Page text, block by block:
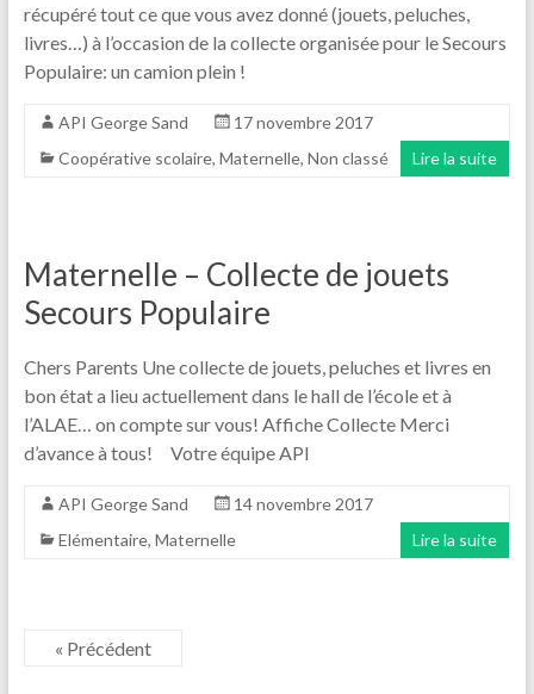
récupéré tout ce que vous avez donné (jouets, peluches,
livres…) à l’occasion de la collecte organisée pour le Secours
Populaire: un camion plein !
API George Sand
17 novembre 2017
Coopérative scolaire, Maternelle, Non classé Lire la suite
Maternelle – Collecte de jouets
Secours Populaire
Chers Parents Une collecte de jouets, peluches et livres en
bon état a lieu actuellement dans le hall de l’école et à
l’ALAE… on compte sur vous! Affiche Collecte Merci
d’avance à tous! Votre équipe API
API George Sand
14 novembre 2017
Elémentaire, Maternelle Lire la suite
« Précédent